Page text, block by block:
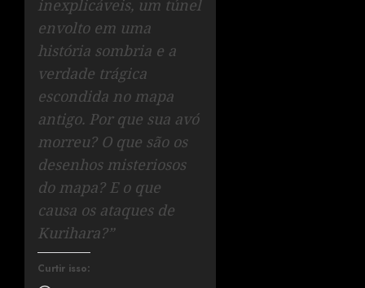
inexplicáveis, um túnel
envolto em uma
história sombria e a
verdade trágica
escondida no mapa
antigo. Por que sua avó
morreu? O que são os
desenhos misteriosos
do mapa? E o que
causa os ataques de
Kurihara?”
Curtir isso: